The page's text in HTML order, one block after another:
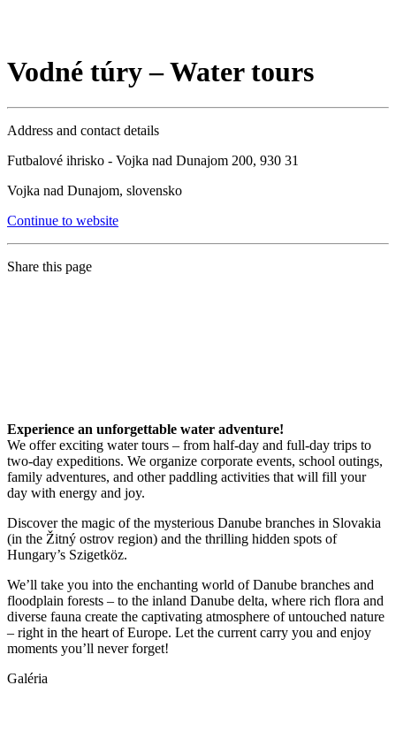
Vodné túry – Water tours
Address and contact details
Futbalové ihrisko - Vojka nad Dunajom 200, 930 31
Vojka nad Dunajom, slovensko
Continue to website
Share this page
Experience an unforgettable water adventure!
We offer exciting water tours – from half-day and full-day trips to
two-day expeditions. We organize corporate events, school outings,
family adventures, and other paddling activities that will fill your
day with energy and joy.
Discover the magic of the mysterious Danube branches in Slovakia
(in the Žitný ostrov region) and the thrilling hidden spots of
Hungary’s Szigetköz.
We’ll take you into the enchanting world of Danube branches and
floodplain forests – to the inland Danube delta, where rich flora and
diverse fauna create the captivating atmosphere of untouched nature
– right in the heart of Europe. Let the current carry you and enjoy
moments you’ll never forget!
Galéria